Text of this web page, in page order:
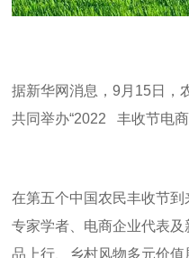
据新华网消息， 9 月 15日，
共同举办“2022 丰收节电
在第五个中国农民丰收节
专家学者、电商企业代表
品上行、乡村风物多元价